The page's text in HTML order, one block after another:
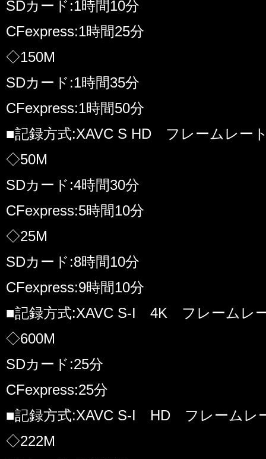
SDカード:1時間10分
CFexpress:1時間25分
◇150M
SDカード:1時間35分
CFexpress:1時間50分
■記録方式:XAVC S HD フレームレー
◇50M
SDカード:4時間30分
CFexpress:5時間10分
◇25M
SDカード:8時間10分
CFexpress:9時間10分
■記録方式:XAVC S-I 4K フレームレ
◇600M
SDカード:25分
CFexpress:25分
■記録方式:XAVC S-I HD フレームレ
◇222M